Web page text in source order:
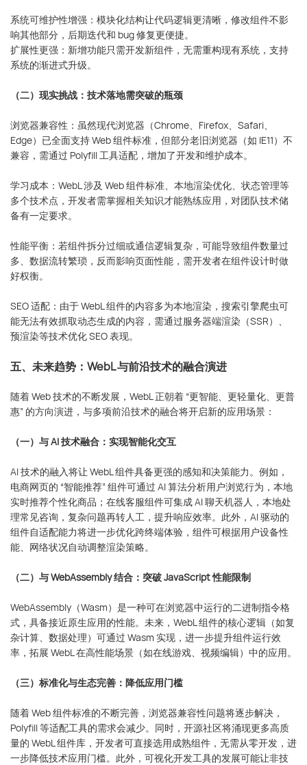
系统可维护性增强：模块化结构让代码逻辑更清晰，修改组件不影
响其他部分，后期迭代和 bug 修复更便捷。
扩展性更强：新增功能只需开发新组件，无需重构现有系统，支持
系统的渐进式升级。
（二）现实挑战：技术落地需突破的瓶颈
浏览器兼容性：虽然现代浏览器（Chrome、Firefox、Safari、
Edge）已全面支持 Web 组件标准，但部分老旧浏览器（如 IE11）不
兼容，需通过 Polyfill 工具适配，增加了开发和维护成本。
学习成本：WebL 涉及 Web 组件标准、本地渲染优化、状态管理等
多个技术点，开发者需掌握相关知识才能熟练应用，对团队技术储
备有一定要求。
性能平衡：若组件拆分过细或通信逻辑复杂，可能导致组件数量过
多、数据流转繁琐，反而影响页面性能，需开发者在组件设计时做
好权衡。
SEO 适配：由于 WebL 组件的内容多为本地渲染，搜索引擎爬虫可
能无法有效抓取动态生成的内容，需通过服务器端渲染（SSR）、
预渲染等技术优化 SEO 表现。
五、未来趋势：WebL 与前沿技术的融合演进
随着 Web 技术的不断发展，WebL 正朝着 “更智能、更轻量化、更普
惠” 的方向演进，与多项前沿技术的融合将开启新的应用场景：
（一）与 AI 技术融合：实现智能化交互
AI 技术的融入将让 WebL 组件具备更强的感知和决策能力。例如，
电商网页的 “智能推荐” 组件可通过 AI 算法分析用户浏览行为，本地
实时推荐个性化商品；在线客服组件可集成 AI 聊天机器人，本地处
理常见咨询，复杂问题再转人工，提升响应效率。此外，AI 驱动的
组件自适配能力将进一步优化跨终端体验，组件可根据用户设备性
能、网络状况自动调整渲染策略。
（二）与 WebAssembly 结合：突破 JavaScript 性能限制
WebAssembly（Wasm）是一种可在浏览器中运行的二进制指令格
式，具备接近原生应用的性能。未来，WebL 组件的核心逻辑（如复
杂计算、数据处理）可通过 Wasm 实现，进一步提升组件运行效
率，拓展 WebL 在高性能场景（如在线游戏、视频编辑）中的应用。
（三）标准化与生态完善：降低应用门槛
随着 Web 组件标准的不断完善，浏览器兼容性问题将逐步解决，
Polyfill 等适配工具的需求会减少。同时，开源社区将涌现更多高质
量的 WebL 组件库，开发者可直接选用成熟组件，无需从零开发，进
一步降低技术应用门槛。此外，可视化开发工具的发展可能让非技
咨询直达 熊总监